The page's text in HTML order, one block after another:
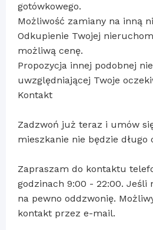
gotówkowego.
Możliwość zamiany na inną
Odkupienie Twojej
możliwą cenę.
Propozycja innej podobnej
uwzględniającej Twoje
Kontakt
Zadzwoń już teraz i umów
mieszkanie nie będzie długo
Zapraszam do kontaktu
godzinach 9:00 - 22:00. Jeśli
na pewno oddzwonię.
kontakt przez e-mail.